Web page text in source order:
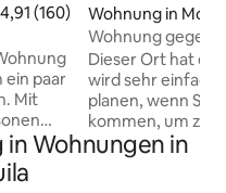
Bewertung:
4,91 (160)
ein paar
Mit
einem
Wohnung in
Wohnung
Schmelzanlage
Dieser Ort hat
wird sehr einfach
planen, wenn Sie
kommen, um zu
ein Festival zu
befindet sich vor
Wohnungen in